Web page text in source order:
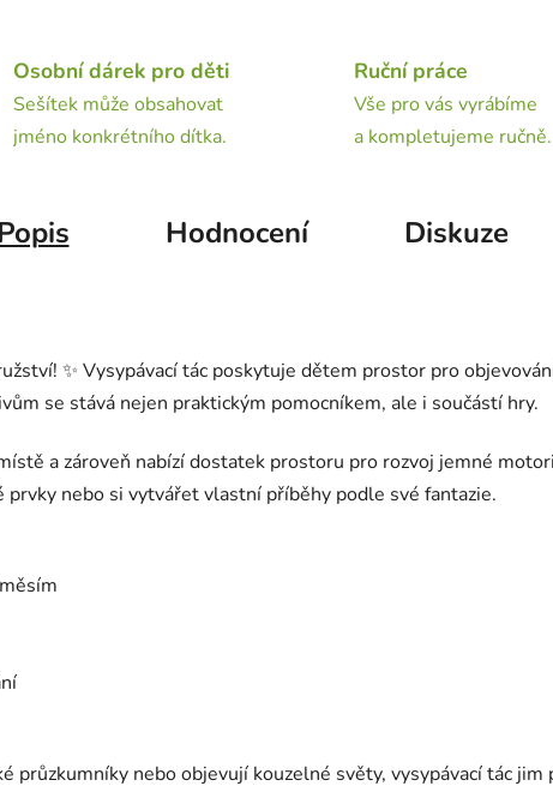
Osobní dárek pro děti
Sešítek může obsahovat
jméno konkrétního dítka.
Ruční práce
Vše pro vás vyrábíme
a kompletujeme ručně.
Hodnocení Diskuze
✨ Vysypávací tác poskytuje dětem prostor pro
se stává nejen praktickým pomocníkem, ale i součástí hry.
a zároveň nabízí dostatek prostoru pro rozvoj jemné
nebo si vytvářet vlastní příběhy podle své fantazie.
průzkumníky nebo objevují kouzelné světy, vysypávací tác